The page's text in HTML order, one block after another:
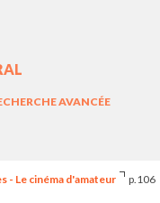
AVANCÉE
- Le cinéma d'amateur
p.106